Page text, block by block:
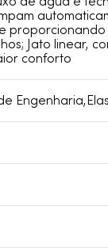
proporcionando
Jato linear,
conforto